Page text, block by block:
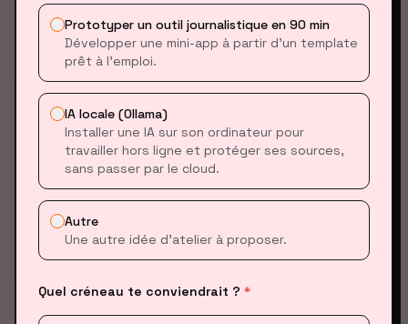
des erreurs.Prototyper un outil journalistique en 90 min
Développer une mini-app à partir d’un template
prêt à l’emploi.
IA locale (Ollama)
Installer une IA sur son ordinateur pour
travailler hors ligne et protéger ses sources,
sans passer par le cloud.
Autre
Une autre idée d’atelier à proposer.
Quel créneau te conviendrait ? *